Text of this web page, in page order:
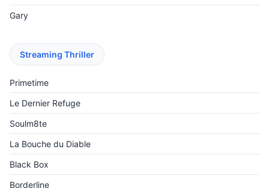
Gary
Streaming Thriller
Primetime
Le Dernier Refuge
Soulm8te
La Bouche du Diable
Black Box
Borderline